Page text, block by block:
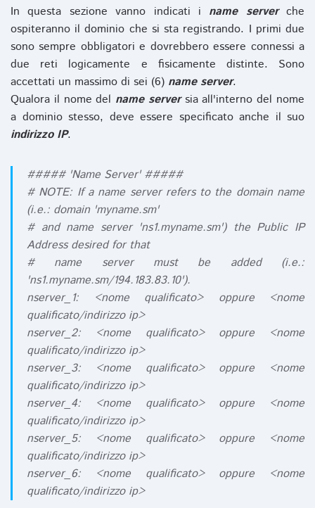
In questa sezione vanno indicati i name serverche
ospiteranno il dominio che si sta registrando. I primi due
sono sempre obbligatori e dovrebbero essere connessi a
due reti logicamente e fisicamente distinte. Sono
accettati un massimo di sei (6) name server.
Qualora il nome del name serversia all'interno del nome
a dominio stesso, deve essere specificato anche il suo
indirizzo IP.
##### 'Name Server' #####
# NOTE: If a name server refers to the domain name
(i.e.: domain 'myname.sm'
# and name server 'ns1.myname.sm') the Public IP
Address desired for that
# name server must be added (i.e.:
'ns1.myname.sm/194.183.83.10').
nserver_1: <nome qualificato> oppure <nome
qualificato/indirizzo ip>
nserver_2: <nome qualificato> oppure <nome
qualificato/indirizzo ip>
nserver_3: <nome qualificato> oppure <nome
qualificato/indirizzo ip>
nserver_4: <nome qualificato> oppure <nome
qualificato/indirizzo ip>
nserver_5: <nome qualificato> oppure <nome
qualificato/indirizzo ip>
nserver_6: <nome qualificato> oppure <nome
qualificato/indirizzo ip>